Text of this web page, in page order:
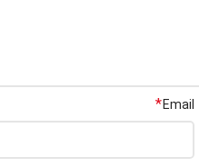
Email
*